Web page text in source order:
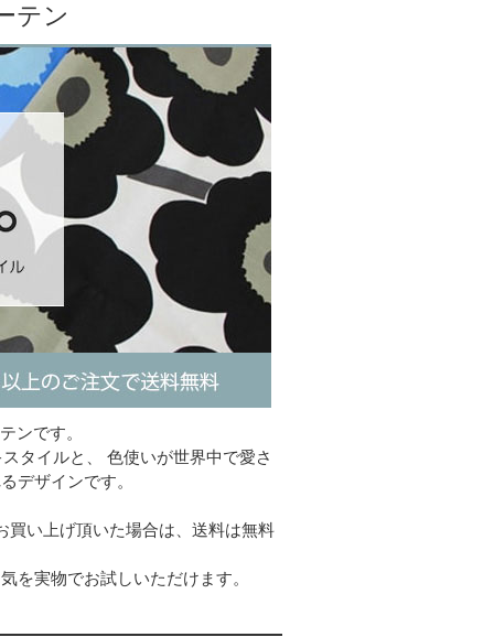
テン
ンです。
タイルと、 色使いが世界中で愛さ
デザインです。
買い上げ頂いた場合は、送料は無料
を実物でお試しいただけます。